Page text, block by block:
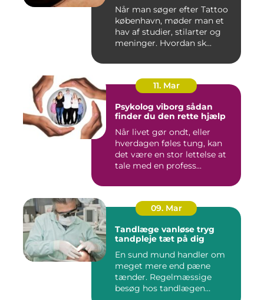
Når man søger efter Tattoo
københavn, møder man et
hav af studier, stilarter og
meninger. Hvordan sk...
11. Mar
Psykolog viborg sådan
finder du den rette hjælp
Når livet gør ondt, eller
hverdagen føles tung, kan
det være en stor lettelse at
tale med en profess...
09. Mar
Tandlæge vanløse tryg
tandpleje tæt på dig
En sund mund handler om
meget mere end pæne
tænder. Regelmæssige
besøg hos tandlægen